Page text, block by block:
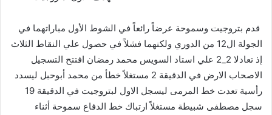
قدم بتروجيت وسموحة عرضاً رائعاً في الشوط الأول مباراتهما في
الجولة ال12 من الدوري ولكنهما فشلاً في حصول علي النقاط الثلاث
إذ تعادلا 2_2 علي استاد السويس محمد رمضان افتتح التسجيل
الاصحاب الارض في الدقيقة 2 مستغلاً خطأ من محمد أبوحبل ليسدد
رأسية تعدت خط المرمى ليسجل الاول لبتروجيت في الدقيقة 19
سجل مصطفى شبيطة مستغلاً ارتباك خط الدفاع سموحة أثناء